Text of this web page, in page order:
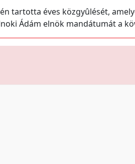
én tartotta éves közgyûlését,
Ádám elnök mandátumát a